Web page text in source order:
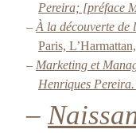
Pereira; [préface
– À la découverte
Paris,
– Marketing et
Henriques Pereira.
–